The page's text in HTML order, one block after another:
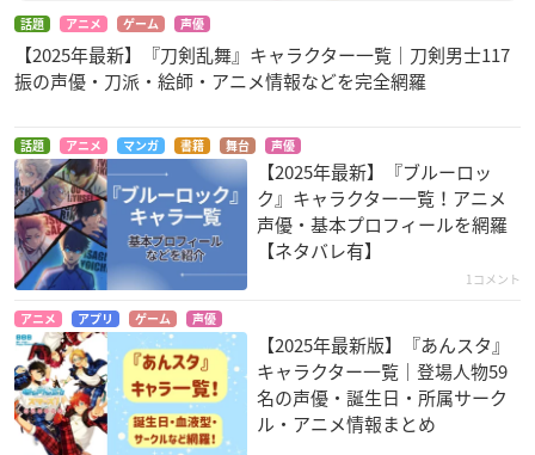
話題 アニメ ゲーム 声優
【2025年最新】『刀剣乱舞』キャラクター一覧｜刀剣男士117
振の声優・刀派・絵師・アニメ情報などを完全網羅
話題 アニメ マンガ 書籍 舞台 声優
【2025年最新】『ブルーロッ
ク』キャラクター一覧！アニメ
声優・基本プロフィールを網羅
【ネタバレ有】
1コメント
アニメ アプリ ゲーム 声優
【2025年最新版】『あんスタ』
キャラクター一覧｜登場人物59
名の声優・誕生日・所属サーク
ル・アニメ情報まとめ